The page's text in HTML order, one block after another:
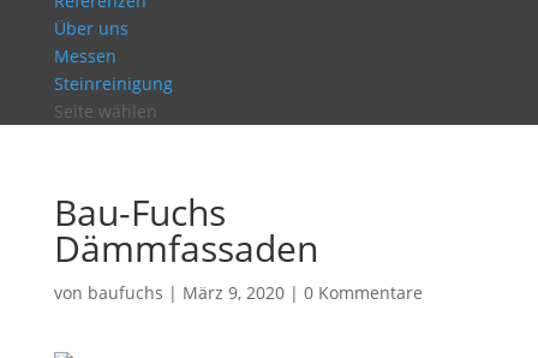
Über uns
Messen
Steinreinigung
Seite wählen
Bau-Fuchs
Dämmfassaden
von baufuchs | März 9, 2020| 0 Kommentare